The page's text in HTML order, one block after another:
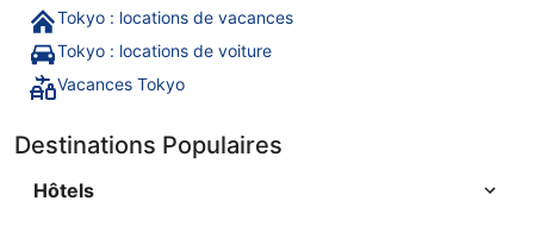
Tokyo : locations de vacances
Tokyo : locations de voiture
Vacances Tokyo
Destinations Populaires
Hôtels